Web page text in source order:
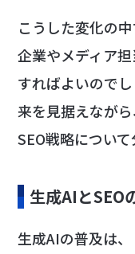
こうした変化の
企業やメディア
すればよいので
来を見据えなが
SEO戦略について
生成AIとSEO
生成AIの普及は